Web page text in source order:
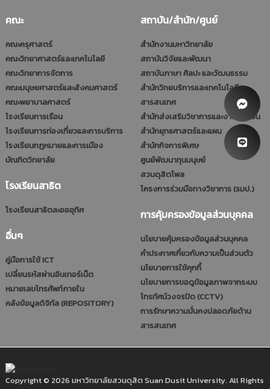
คณะ
คณะครุศาสตร์
คณะวิทยาศาสตร์และเทคโนโลยี
คณะวิทยาการจัดการ
คณะมนุษยศาสตร์และสังคมศาสตร์
คณะพยาบาลศาสตร์
โรงเรียนการเรือน
โรงเรียนการท่องเที่ยวและการบริการ
โรงเรียนกฎหมายและการเมือง
บัณฑิตวิทยาลัย
โรงเรียนสาธิต
โรงเรียนสาธิตละอออุทิศ
อื่นๆ
คู่มือการใช้ ICT
เปลี่ยนรหัสผ่านอินเทอร์เน็ต
หมายเลขโทรศัพท์ภายใน
คลังข้อมูลดิจิทัล (REPOSITORY)
สถาบัน/สำนัก/ศูนย์
สำนักงานมหาวิทยาลัย
สถาบันวิจัยและพัฒนา
สถาบันภาษา ศิลปะ และวัฒนธรรม
สำนักวิทยบริการและเทคโนโลยี
สารสนเทศ
สำนักส่งเสริมวิชาการและงานทะเบียน
สำนักยุทธศาสตร์และแผน
สำนักกิจการพิเศษ
ศูนย์พัฒนาทุนมนุษย์
สวนดุสิตโพล
โครงการร่วมมือทางวิชาการ (รมป.)
การคุ้มครองข้อมูลส่วนบุคคล
นโยบายคุ้มครองข้อมูลส่วนบุคคล
คำประกาศเกี่ยวกับความเป็นส่วนตัว
นโยบายการใช้คุกกี้
นโยบายการขอดูข้อมูลภาพจากระบบ
โทรทัศน์วงจรปิด (CCTV)
การรักษาความมั่นคงปลอดภัยด้าน
สารสนเทศ
Copyright © 2026 มหาวิทยาลัยสวนดุสิต Suan Dusit University. All Rights